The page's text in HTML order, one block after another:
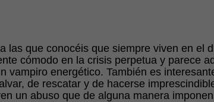
las que conocéis que siempre viven en el
cómodo en la crisis perpetua y parece
vampiro energético. También es
de rescatar y de hacerse
un abuso que de alguna manera